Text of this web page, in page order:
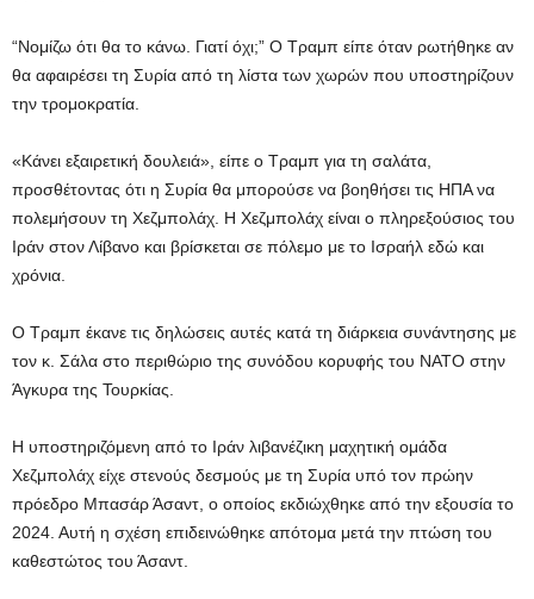
“Νομίζω ότι θα το κάνω. Γιατί όχι;” Ο Τραμπ είπε όταν ρωτήθηκε αν
θα αφαιρέσει τη Συρία από τη λίστα των χωρών που υποστηρίζουν
την τρομοκρατία.
«Κάνει εξαιρετική δουλειά», είπε ο Τραμπ για τη σαλάτα,
προσθέτοντας ότι η Συρία θα μπορούσε να βοηθήσει τις ΗΠΑ να
πολεμήσουν τη Χεζμπολάχ. Η Χεζμπολάχ είναι ο πληρεξούσιος του
Ιράν στον Λίβανο και βρίσκεται σε πόλεμο με το Ισραήλ εδώ και
χρόνια.
Ο Τραμπ έκανε τις δηλώσεις αυτές κατά τη διάρκεια συνάντησης με
τον κ. Σάλα στο περιθώριο της συνόδου κορυφής του ΝΑΤΟ στην
Άγκυρα της Τουρκίας.
Η υποστηριζόμενη από το Ιράν λιβανέζικη μαχητική ομάδα
Χεζμπολάχ είχε στενούς δεσμούς με τη Συρία υπό τον πρώην
πρόεδρο Μπασάρ Άσαντ, ο οποίος εκδιώχθηκε από την εξουσία το
2024. Αυτή η σχέση επιδεινώθηκε απότομα μετά την πτώση του
καθεστώτος του Άσαντ.